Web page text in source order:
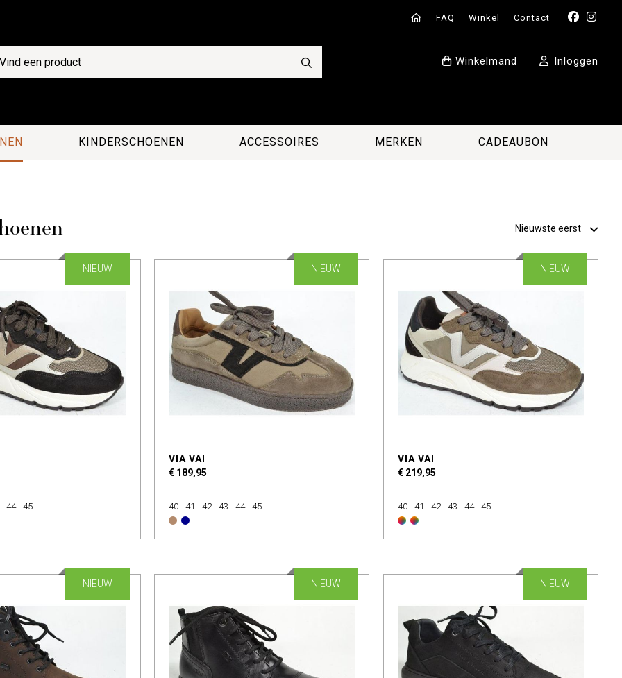
FAQ Winkel Contact
Inloggen
Winkelmand
KINDERSCHOENEN ACCESSOIRES MERKEN CADEAUBON
NIEUW
44 45
VIA VAI
€ 189,95
NIEUW
40 41 42 43 44 45
VIA VAI
€ 219,95
NIEUW
40 41 42 43 44 45
NIEUW NIEUW NIEUW